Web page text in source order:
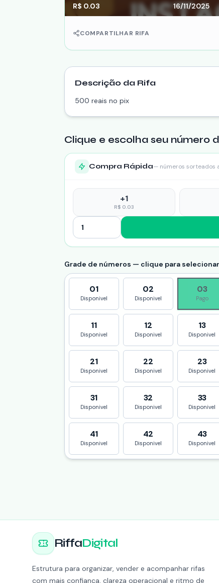
R$ 0.03 16/11/2025
COMPARTILHAR RIFA
Descrição da Rifa
500 reais no pix
Clique e escolha seu número
Compra Rápida— números sorteados
+1
R$ 0.03
Grade de números — clique para selecionar
01
Disponivel
02
Disponivel
03
Pago
11
Disponivel
12
Disponivel
13
Disponivel
21
Disponivel
22
Disponivel
23
Disponivel
31
Disponivel
32
Disponivel
33
Disponivel
41
Disponivel
42
Disponivel
43
Disponivel
RiffaDigital
Estrutura para organizar, vender e acompanhar rifas
com mais confiança, clareza operacional e ritmo de